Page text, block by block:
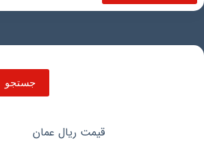
جستجو
قیمت ریال عمان